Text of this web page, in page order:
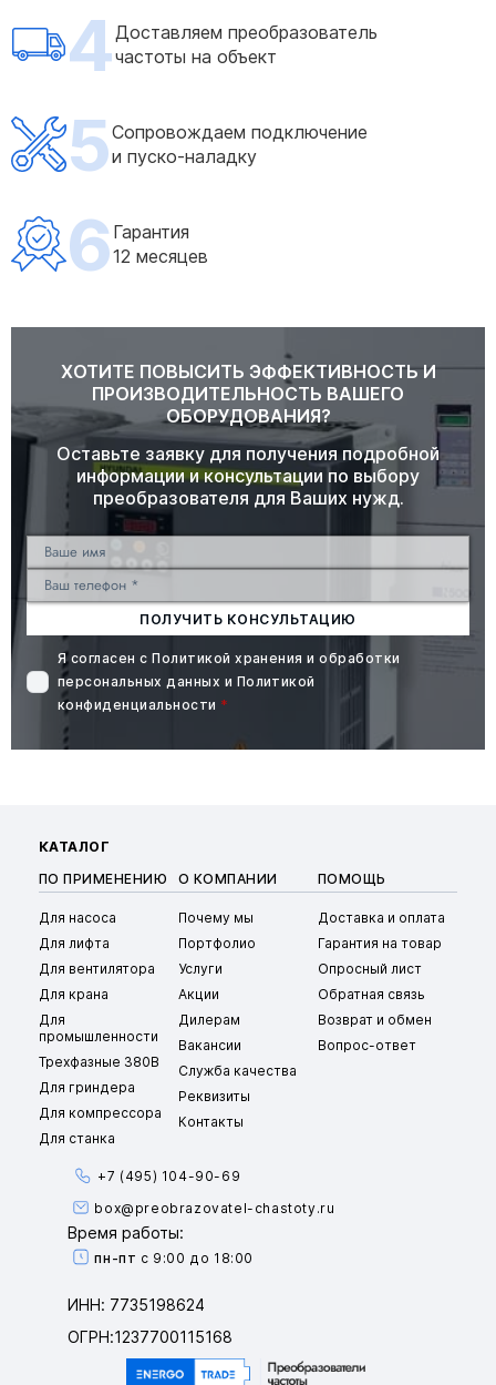
4Доставляем преобразователь
частоты на объект
5Сопровождаем подключение
и пуско-наладку
6 Гарантия
12 месяцев
ХОТИТЕ ПОВЫСИТЬ ЭФФЕКТИВНОСТЬ И
ПРОИЗВОДИТЕЛЬНОСТЬ ВАШЕГО
ОБОРУДОВАНИЯ?
Оставьте заявку для получения подробной
информации и консультации по выбору
преобразователя для Ваших нужд.
ПОЛУЧИТЬ КОНСУЛЬТАЦИЮ
Я согласен сПолитикой хранения и обработки
персональных данных и Политикой
конфиденциальности *
КАТАЛОГ
ПО ПРИМЕНЕНИЮ
Для насоса
Для лифта
Для вентилятора
Для крана
Для
промышленности
Трехфазные 380В
Для гриндера
Для компрессора
Для станка
О КОМПАНИИ
Почему мы
Портфолио
Услуги
Акции
Дилерам
Вакансии
Служба качества
Реквизиты
Контакты
ПОМОЩЬ
Доставка и оплата
Гарантия на товар
Опросный лист
Обратная связь
Возврат и обмен
Вопрос-ответ
+7 (495) 104-90-69
box@preobrazovatel-chastoty.ru
Время работы:
пн-пт с 9:00 до 18:00
ИНН: 7735198624
ОГРН:1237700115168